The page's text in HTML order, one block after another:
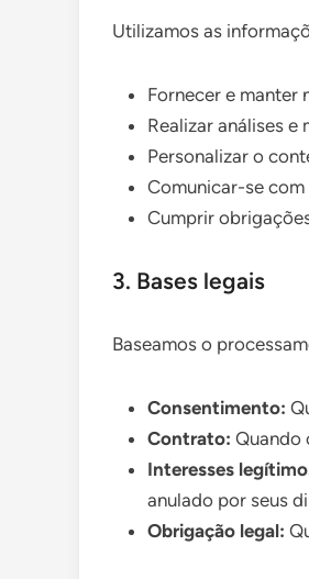
Utilizamos as
Fornecer e manter
Realizar análises e
Personalizar o
Comunicar-se
Cumprir
3. Bases legais
Baseamos o
Consentimento:
Contrato: Quando
Interesses
anulado por seus
Obrigação legal: